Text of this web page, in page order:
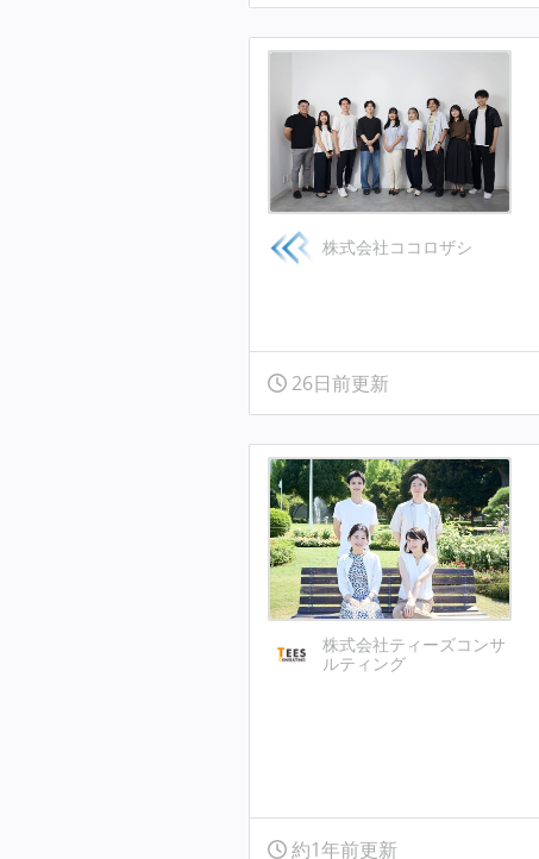
株式会社ココロザシ
26日前更新
株式会社ティーズコンサ
ルティング
約1年前更新